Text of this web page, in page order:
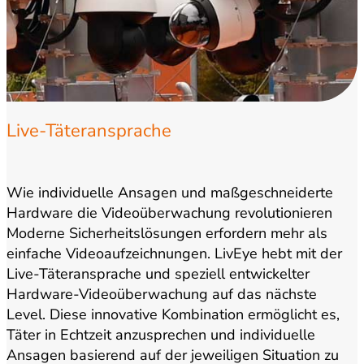
Live-Täteransprache
Wie individuelle Ansagen und maßgeschneiderte
Hardware die Videoüberwachung revolutionieren
Moderne Sicherheitslösungen erfordern mehr als
einfache Videoaufzeichnungen. LivEye hebt mit der
Live-Täteransprache und speziell entwickelter
Hardware-Videoüberwachung auf das nächste
Level. Diese innovative Kombination ermöglicht es,
Täter in Echtzeit anzusprechen und individuelle
Ansagen basierend auf der jeweiligen Situation zu